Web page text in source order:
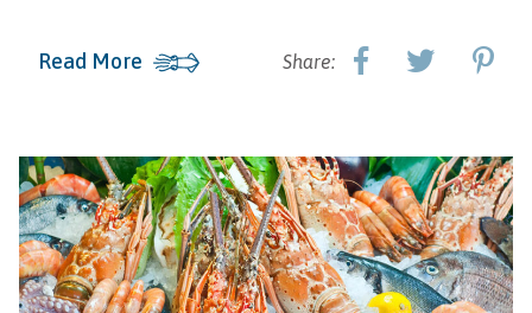
Read More Share: